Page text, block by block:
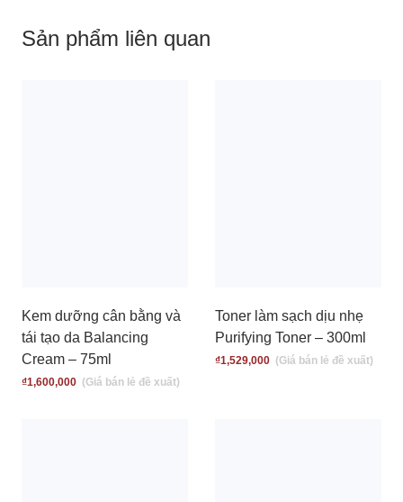
Sản phẩm liên quan
Kem dưỡng cân bằng và
tái tạo da Balancing
Cream – 75ml
₫1,600,000
Toner làm sạch dịu nhẹ
Purifying Toner – 300ml
₫1,529,000